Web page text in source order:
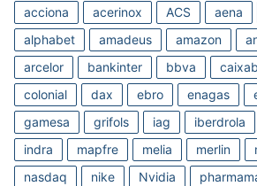
acciona acerinox ACS aena
alphabet
amadeus amazon
arcelor
bankinter bbva
colonial
dax ebro enagas
gamesa
grifols iag iberdrola
indra
mapfre melia merlin
nasdaq
nike Nvidia